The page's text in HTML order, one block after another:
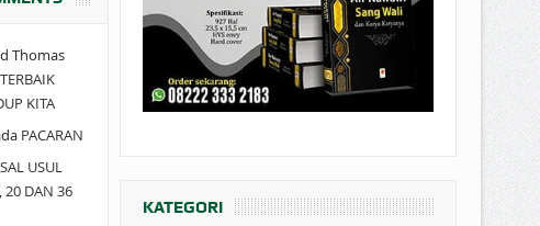
Thomas
KITA
PACARAN
USUL
20 DAN 36
KATEGORI